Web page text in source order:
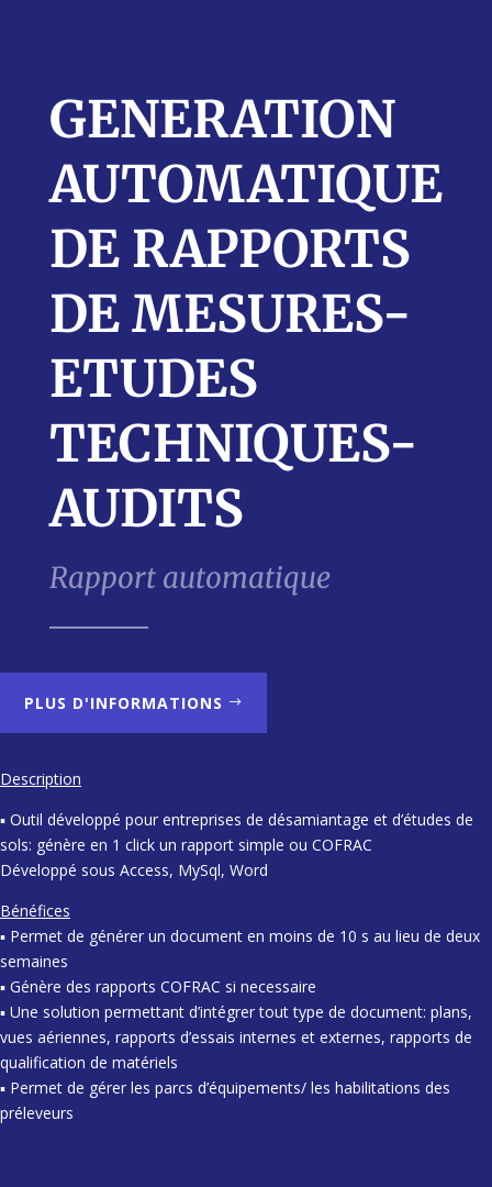
GENERATION
AUTOMATIQUE
DE RAPPORTS
DE MESURES-
ETUDES
TECHNIQUES-
AUDITS
Rapport automatique
PLUS D'INFORMATIONS
Description
▪ Outil développé pour entreprises de désamiantage et d’études de
sols: génère en 1 click un rapport simple ou COFRAC
Développé sous Access, MySql, Word
Bénéfices
▪ Permet de générer un document en moins de 10 s au lieu de deux
semaines
▪ Génère des rapports COFRAC si necessaire
▪ Une solution permettant d’intégrer tout type de document: plans,
vues aériennes, rapports d’essais internes et externes, rapports de
qualification de matériels
▪ Permet de gérer les parcs d’équipements/ les habilitations des
préleveurs